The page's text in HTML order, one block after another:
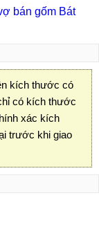
bán gốm Bát
kích thước có
có kích thước
xác kích
trước khi giao